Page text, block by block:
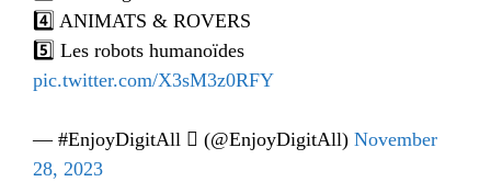
4️⃣ ANIMATS & ROVERS
5️⃣ Les robots humanoïdes
pic.twitter.com/X3sM3z0RFY
— #EnjoyDigitAll  (@EnjoyDigitAll) November
28, 2023